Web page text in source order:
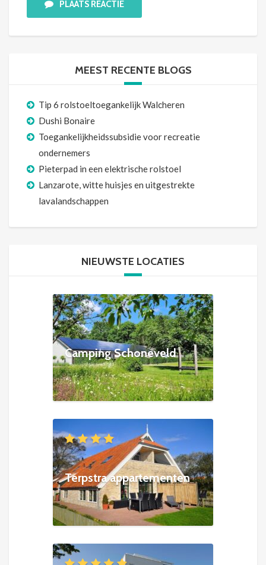
PLAATS REACTIE
MEEST RECENTE BLOGS
Tip 6 rolstoeltoegankelijk Walcheren
Dushi Bonaire
Toegankelijkheidssubsidie voor recreatie
ondernemers
Pieterpad in een elektrische rolstoel
Lanzarote, witte huisjes en uitgestrekte
lavalandschappen
NIEUWSTE LOCATIES
Camping Schoneveld
Terpstra appartementen